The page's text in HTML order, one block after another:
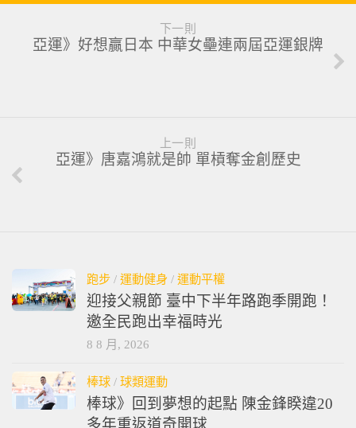
下一則
亞運》好想贏日本 中華女壘連兩屆亞運銀牌
上一則
亞運》唐嘉鴻就是帥 單槓奪金創歷史
跑步 / 運動健身 / 運動平權
迎接父親節 臺中下半年路跑季開跑！
邀全民跑出幸福時光
8 8 月, 2026
棒球 / 球類運動
棒球》回到夢想的起點 陳金鋒睽違20
多年重返道奇開球